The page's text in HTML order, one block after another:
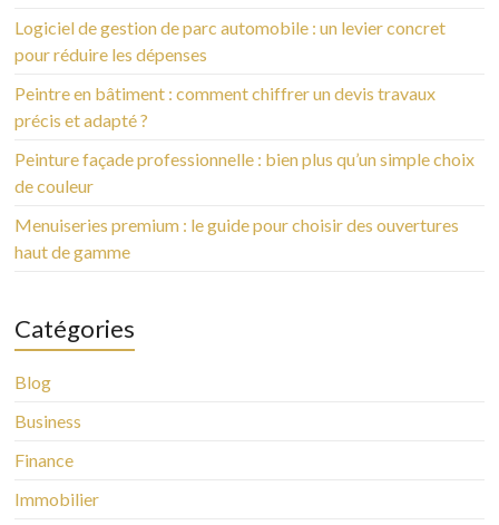
Logiciel de gestion de parc automobile : un levier concret
pour réduire les dépenses
Peintre en bâtiment : comment chiffrer un devis travaux
précis et adapté ?
Peinture façade professionnelle : bien plus qu’un simple choix
de couleur
Menuiseries premium : le guide pour choisir des ouvertures
haut de gamme
Catégories
Blog
Business
Finance
Immobilier